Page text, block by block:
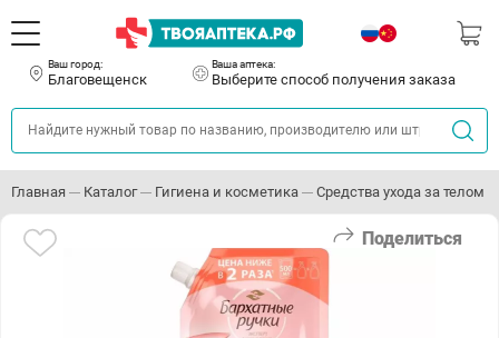
Ваш город:
Благовещенск
Ваша аптека:
Выберите способ получения заказа
Главная Каталог Гигиена и косметика Средства ухода за телом
Поделиться